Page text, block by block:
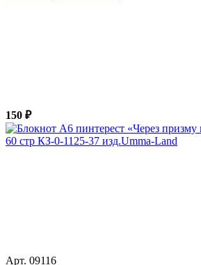
150 ₽
Арт. 09116